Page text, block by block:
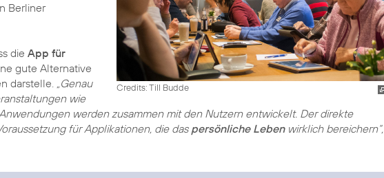
Credits: Till Budde
Berliner
die App für
gute Alternative
darstelle. „Genau
wie
werden zusammen mit den Nutzern entwickelt. Der direkte
für Applikationen, die das persönliche Lebenwirklich bereichern“,